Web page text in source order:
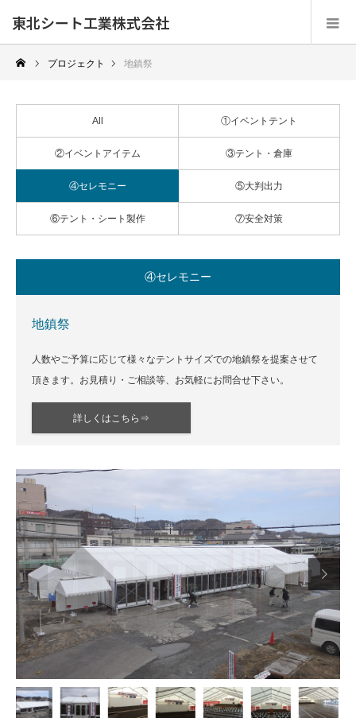
東北シート工業株式会社
プロジェクト 地鎮祭
All ①イベントテント
②イベントアイテム ③テント・倉庫
④セレモニー ⑤大判出力
⑥テント・シート製作 ⑦安全対策
④セレモニー
地鎮祭
人数やご予算に応じて様々なテントサイズでの地鎮祭を提案させて
頂きます。お見積り・ご相談等、お気軽にお問合せ下さい。
詳しくはこちら⇒
 